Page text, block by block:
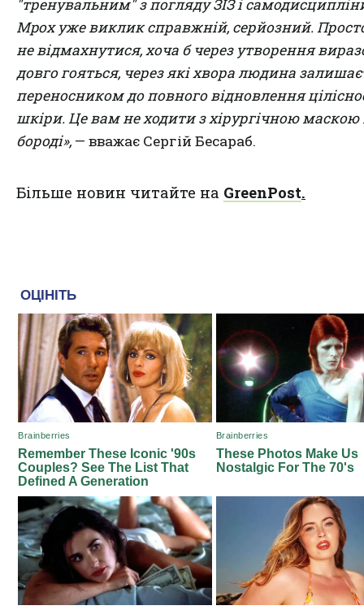
"тренувальним" з погляду ЗІЗ і
Mpox уже виклик справжній, серйозний.
не відмахнутися, хоча б через утворення
довго гояться, через які хвора людина
переносником до повного відновлення
шкіри. Це вам не ходити з хірургічною маскою
бороді», — вважає Сергій Бесараб.
Більше новин читайте на GreenPost.